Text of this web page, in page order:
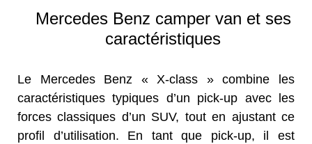
Mercedes Benz camper van et ses
caractéristiques
Le Mercedes Benz « X-class » combine les
caractéristiques typiques d’un pick-up avec les
forces classiques d’un SUV, tout en ajustant ce
profil d’utilisation. En tant que pick-up, il est